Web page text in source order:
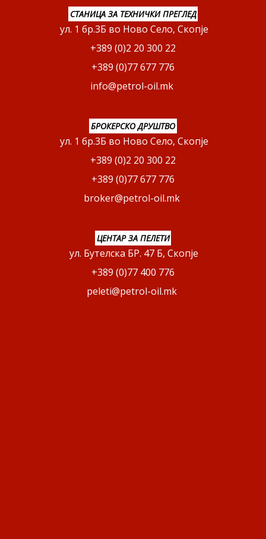
СТАНИЦА ЗА ТЕХНИЧКИ ПРЕГЛЕД
ул. 1 бр.3Б во Ново Село, Скопје
+389 (0)2 20 300 22
+389 (0)77 677 776
info@petrol-oil.mk
БРОКЕРСКО ДРУШТВО
ул. 1 бр.3Б во Ново Село, Скопје
+389 (0)2 20 300 22
+389 (0)77 677 776
broker@petrol-oil.mk
ЦЕНТАР ЗА ПЕЛЕТИ
ул. Бутелска БР. 47 Б, Скопје
+389 (0)77 400 776
peleti@petrol-oil.mk